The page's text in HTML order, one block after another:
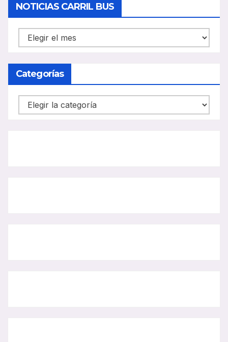
NOTICIAS CARRIL BUS
NOTICIAS
CARRIL
BUS
Categorías
Categorías